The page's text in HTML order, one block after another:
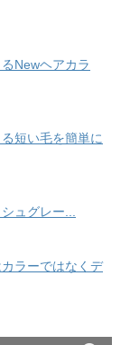
Newヘアカラ
短い毛を簡単に
ュグレー...
ラーではなくデ